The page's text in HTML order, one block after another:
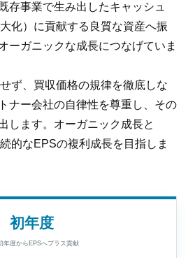
存事業で生み出したキャッシュ
化）に貢献する良質な資産へ振
ーガニックな成長につなげていま
ず、買収価格の規律を徹底しな
ナー会社の自律性を尊重し、その
します。オーガニック成長と
的なEPSの複利成長を目指しま
初年度
年度からEPSへプラス貢献